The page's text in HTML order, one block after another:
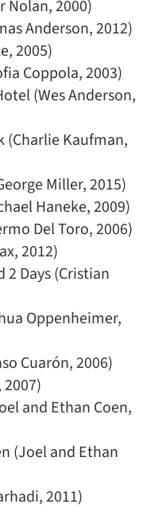
Nolan, 2000)
Anderson, 2012)
2005)
Coppola, 2003)
(Wes Anderson,
(Charlie Kaufman,
Miller, 2015)
Haneke, 2009)
Del Toro, 2006)
2012)
2 Days (Cristian
Oppenheimer,
Cuarón, 2006)
and Ethan Coen,
(Joel and Ethan
2011)